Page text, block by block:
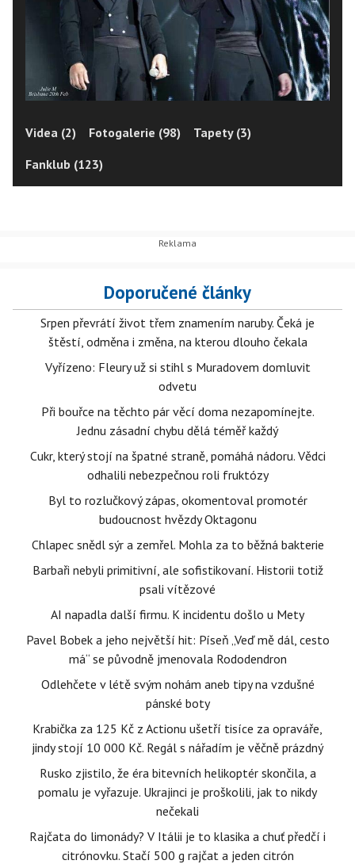
Videa (2) Fotogalerie (98)
Tapety (3)
Fanklub (123)
Doporučené články
Srpen převrátí život třem znamením naruby. Čeká je
štěstí, odměna i změna, na kterou dlouho čekala
Vyřízeno: Fleury už si stihl s Muradovem domluvit
odvetu
Při bouřce na těchto pár věcí doma nezapomínejte.
Jednu zásadní chybu dělá téměř každý
Cukr, který stojí na špatné straně, pomáhá nádoru. Vědci
odhalili nebezpečnou roli fruktózy
Byl to rozlučkový zápas, okomentoval promotér
budoucnost hvězdy Oktagonu
Chlapec snědl sýr a zemřel. Mohla za to běžná bakterie
Barbaři nebyli primitivní, ale sofistikovaní. Historii totiž
psali vítězové
AI napadla další firmu. K incidentu došlo u Mety
Pavel Bobek a jeho největší hit: Píseň „Veď mě dál, cesto
má“ se původně jmenovala Rododendron
Odlehčete v létě svým nohám aneb tipy na vzdušné
pánské boty
Krabička za 125 Kč z Actionu ušetří tisíce za opraváře,
jindy stojí 10 000 Kč. Regál s nářadím je věčně prázdný
Rusko zjistilo, že éra bitevních helikoptér skončila, a
pomalu je vyřazuje. Ukrajinci je proškolili, jak to nikdy
nečekali
Rajčata do limonády? V Itálii je to klasika a chuť předčí i
citrónovku. Stačí 500 g rajčat a jeden citrón